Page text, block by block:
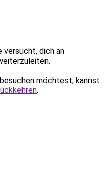
versucht, dich an
möchtest, kannst
.